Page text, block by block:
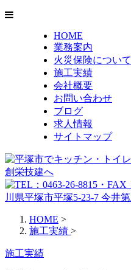
HOME
業務案内
火災保険について
施工実績
会社概要
お問い合わせ
ブログ
求人情報
サイトマップ
HOME >
施工実績 >
施工実績